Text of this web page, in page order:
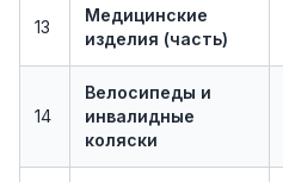
13
Медицинские
изделия (часть)
14
Велосипеды и
инвалидные
коляски